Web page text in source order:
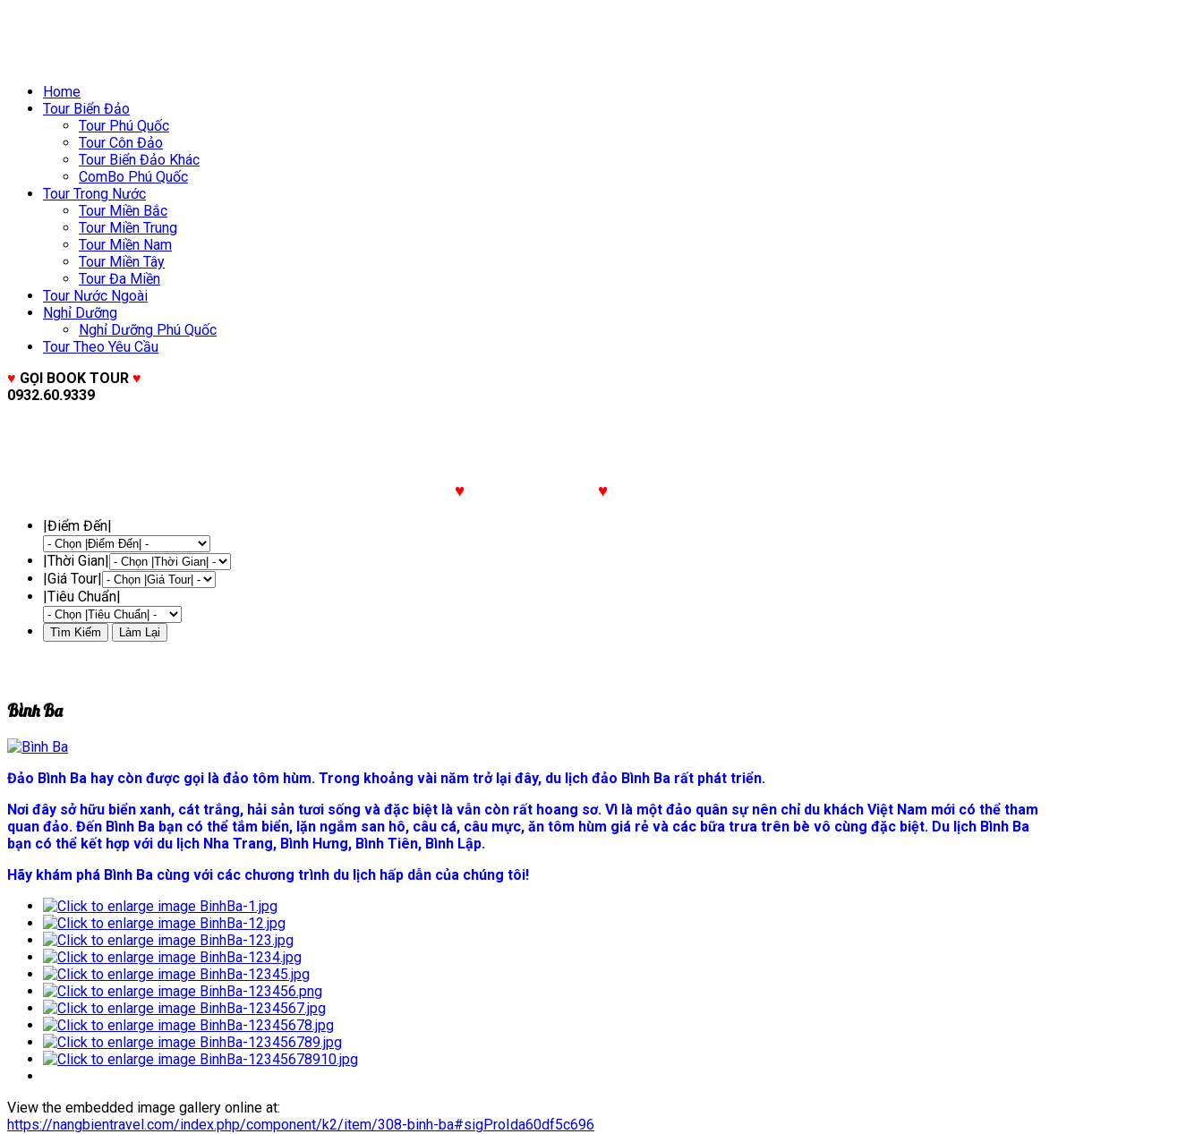
Home
Tour Biển Đảo
Tour Phú Quốc
Tour Côn Đảo
Tour Biển Đảo Khác
ComBo Phú Quốc
Tour Trong Nước
Tour Miền Bắc
Tour Miền Trung
Tour Miền Nam
Tour Miền Tây
Tour Đa Miền
Tour Nước Ngoài
Nghỉ Dưỡng
Nghỉ Dưỡng Phú Quốc
Tour Theo Yêu Cầu
♥ GỌI BOOK TOUR ♥
0932.60.9339
♥Chọn Tour Yêu Thích ♥
|Điểm Đến|
|Thời Gian|
|Giá Tour|
|Tiêu Chuẩn|
Bình Ba
Đảo Bình Ba hay còn được gọi là đảo tôm hùm. Trong khoảng vài năm trở lại đây, du lịch đảo Bình Ba rất phát triển.
Nơi đây sở hữu biển xanh, cát trắng, hải sản tươi sống và đặc biệt là vẫn còn rất hoang sơ. Vì là một đảo quân sự nên chỉ du khách Việt Nam mới có thể tham
quan đảo. Đến Bình Ba bạn có thể tắm biển, lặn ngắm san hô, câu cá, câu mực, ăn tôm hùm giá rẻ và các bữa trưa trên bè vô cùng đặc biệt. Du lịch Bình Ba
bạn có thể kết hợp với du lịch Nha Trang, Bình Hưng, Bình Tiên, Bình Lập.
Hãy khám phá Bình Ba cùng với các chương trình du lịch hấp dẫn của chúng tôi!
View the embedded image gallery online at:
https://nangbientravel.com/index.php/component/k2/item/308-binh-ba#sigProIda60df5c696